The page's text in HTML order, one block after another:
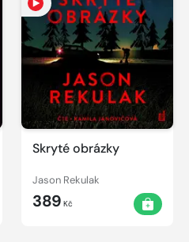
Skryté obrázky
Jason Rekulak
389 Kč